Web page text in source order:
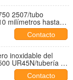
2507/tubo
milímetros hasta
Contacto
inoxidable del
UR45N/tubería de
Contacto